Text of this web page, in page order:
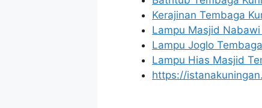
Kerajinan Tembaga
Lampu Masjid
Lampu Joglo
Lampu Hias Masjid
https://